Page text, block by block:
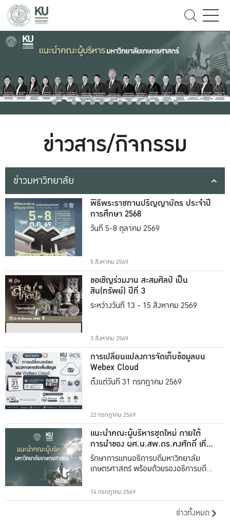
ข่าวสาร/กิจกรรม
ข่าวมหาวิทยาลัย
พิธีพระราชทานปริญญาบัตร ประจำปี
การศึกษา 2568
วันที่ 5-8 ตุลาคม 2569
5 สิงหาคม 2569
ขอเชิญร่วมงาน สะสมศิลป์ เป็น
สิน(ทรัพย์) ปีที่ 3
ระหว่างวันที่ 13 - 15 สิงหาคม 2569
3 สิงหาคม 2569
การเปลี่ยนแปลงการจัดเก็บข้อมูลบน
Webex Cloud
ตั้งแต่วันที่ 31 กรกฎาคม 2569
22 กรกฎาคม 2569
แนะนำคณะผู้บริหารชุดใหม่ ภายใต้
การนำของ ผศ.น.สพ.ดร.คงศักดิ์ เที่ยง
ธรรม
รักษาการแทนอธิการบดีมหาวิทยาลัย
เกษตรศาสตร์ พร้อมด้วยรองอธิการบดีทั้ง
14 กรกฎาคม 2569
ข่าวทั้งหมด